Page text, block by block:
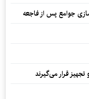
جوامع پس از فاجعه
قرار می‌گیرند